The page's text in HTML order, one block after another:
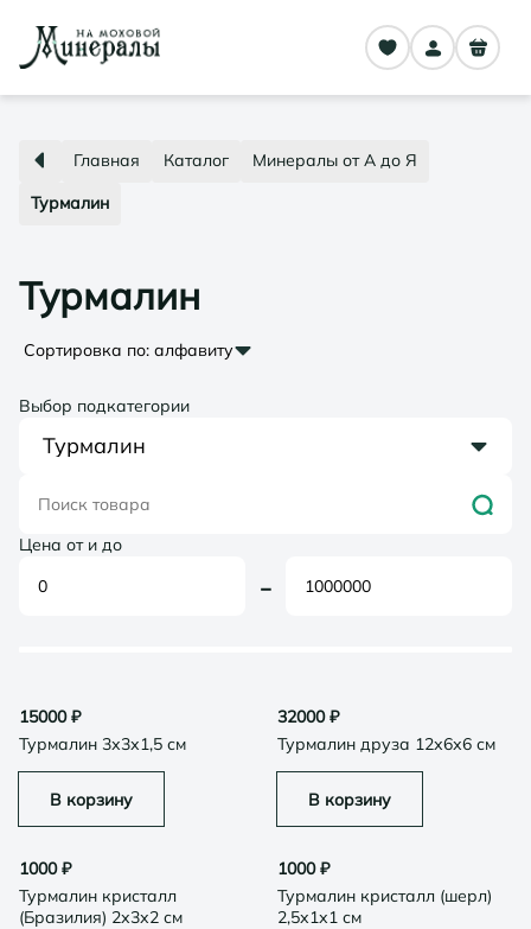
Главная Каталог
Минералы от А до Я
Турмалин
Турмалин
Сортировка по: алфавиту
Выбор подкатегории
Турмалин
Цена от и до
-
15000₽
Турмалин 3х3х1,5 см
В корзину
32000₽
Турмалин друза 12х6х6 см
В корзину
1000₽
Турмалин кристалл
(Бразилия) 2х3х2 см
1000₽
Турмалин кристалл (шерл)
2,5х1х1 см